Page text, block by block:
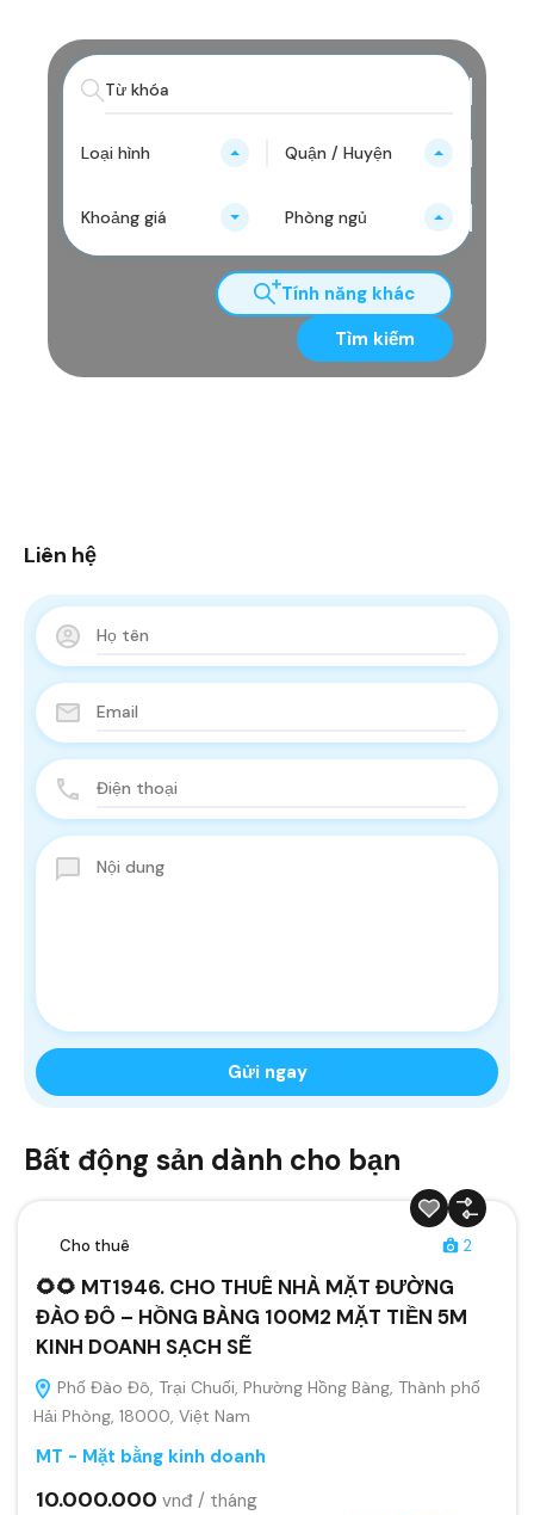
Loại hình Quận / Huyện
Khoảng giá Phòng ngủ
Tính năng khác
Tìm kiếm
Liên hệ
Bất động sản dành cho bạn
Cho thuê 2
🌻🌻 MT1946. CHO THUÊ NHÀ MẶT ĐƯỜNG
ĐÀO ĐÔ – HỒNG BÀNG 100M2 MẶT TIỀN 5M
KINH DOANH SẠCH SẼ
Phố Đào Đô, Trại Chuối, Phường Hồng Bàng, Thành phố
Hải Phòng, 18000, Việt Nam
MT - Mặt bằng kinh doanh
10.000.000 vnđ / tháng